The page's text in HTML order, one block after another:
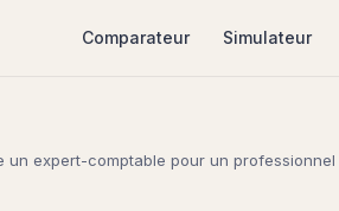
Comparateur Simulateur
un expert-comptable pour un professionnel